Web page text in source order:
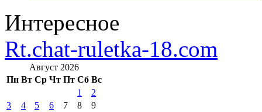
Интересное
Rt.chat-ruletka-18.com
Август 2026
Пн Вт Ср Чт Пт Сб Вс
1
2
3
4 5 6 7 8
9